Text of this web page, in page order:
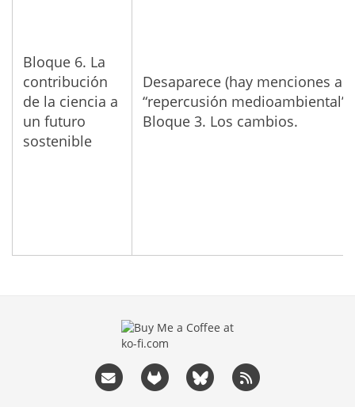
Bloque 6. La
contribución
de la ciencia a
un futuro
sostenible
Desaparece (hay menciones a
“repercusión medioambiental”
Bloque 3. Los cambios.